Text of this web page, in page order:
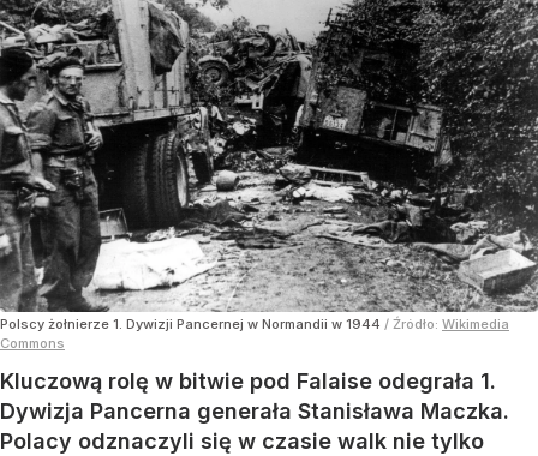
Polscy żołnierze 1. Dywizji Pancernej w Normandii w 1944 / Źródło: Wikimedia
Commons
Kluczową rolę w bitwie pod Falaise odegrała 1.
Dywizja Pancerna generała Stanisława Maczka.
Polacy odznaczyli się w czasie walk nie tylko